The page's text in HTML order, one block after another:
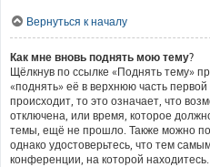
Вернуться к началу
Как мне вновь поднять мою тему?
Щёлкнув по ссылке «Поднять тему»
«поднять» её в верхнюю часть
происходит, то это означает, что
отключена, или время, которое
темы, ещё не прошло. Также можно
однако удостоверьтесь, что тем
конференции, на которой находитесь.